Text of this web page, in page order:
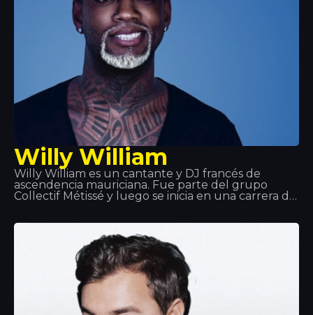
Willy William
Willy William es un cantante y DJ francés de
ascendencia mauriciana. Fue parte del grupo
Collectif Métissé y luego se inicia en una carrera de
Assad. En noviembre de 2015, Willy William saca
Ego que se posiciona entre las mayores ventas de
singles en Francia, Bélgica e Italia. En 2017, Willy
William forma un duo con el cantante colombiano
J Balvin y sacan “Mi Gente”. El 29 de septiembre de
2017, sale el remix de “Mi Gente” en colaboración
con Beyoncé.